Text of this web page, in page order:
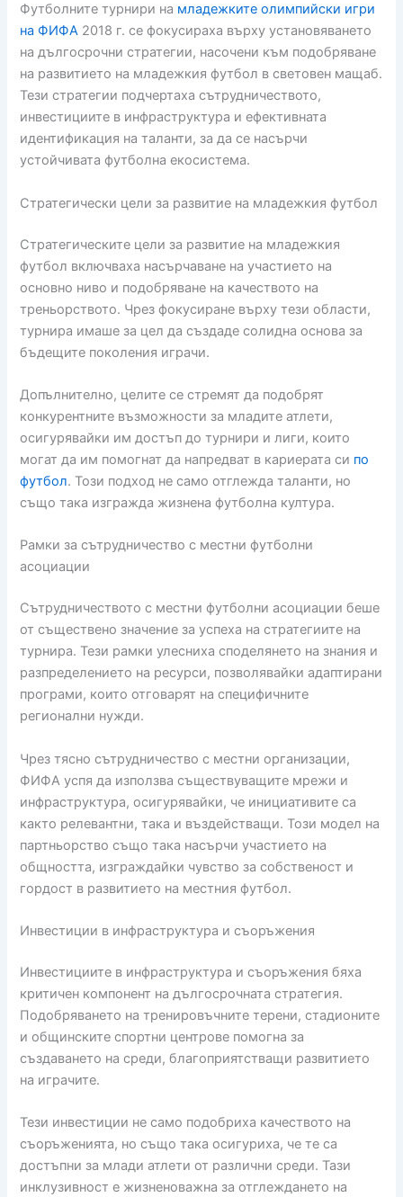
Футболните турнири на младежките олимпийски игри
на ФИФА 2018 г. се фокусираха върху установяването
на дългосрочни стратегии, насочени към подобряване
на развитието на младежкия футбол в световен мащаб.
Тези стратегии подчертаха сътрудничеството,
инвестициите в инфраструктура и ефективната
идентификация на таланти, за да се насърчи
устойчивата футболна екосистема.
Стратегически цели за развитие на младежкия футбол
Стратегическите цели за развитие на младежкия
футбол включваха насърчаване на участието на
основно ниво и подобряване на качеството на
треньорството. Чрез фокусиране върху тези области,
турнира имаше за цел да създаде солидна основа за
бъдещите поколения играчи.
Допълнително, целите се стремят да подобрят
конкурентните възможности за младите атлети,
осигурявайки им достъп до турнири и лиги, които
могат да им помогнат да напредват в кариерата си по
футбол. Този подход не само отглежда таланти, но
също така изгражда жизнена футболна култура.
Рамки за сътрудничество с местни футболни
асоциации
Сътрудничеството с местни футболни асоциации беше
от съществено значение за успеха на стратегиите на
турнира. Тези рамки улесниха споделянето на знания и
разпределението на ресурси, позволявайки адаптирани
програми, които отговарят на специфичните
регионални нужди.
Чрез тясно сътрудничество с местни организации,
ФИФА успя да използва съществуващите мрежи и
инфраструктура, осигурявайки, че инициативите са
както релевантни, така и въздействащи. Този модел на
партньорство също така насърчи участието на
общността, изграждайки чувство за собственост и
гордост в развитието на местния футбол.
Инвестиции в инфраструктура и съоръжения
Инвестициите в инфраструктура и съоръжения бяха
критичен компонент на дългосрочната стратегия.
Подобряването на тренировъчните терени, стадионите
и общинските спортни центрове помогна за
създаването на среди, благоприятстващи развитието
на играчите.
Тези инвестиции не само подобриха качеството на
съоръженията, но също така осигуриха, че те са
достъпни за млади атлети от различни среди. Тази
инклузивност е жизненоважна за отглеждането на